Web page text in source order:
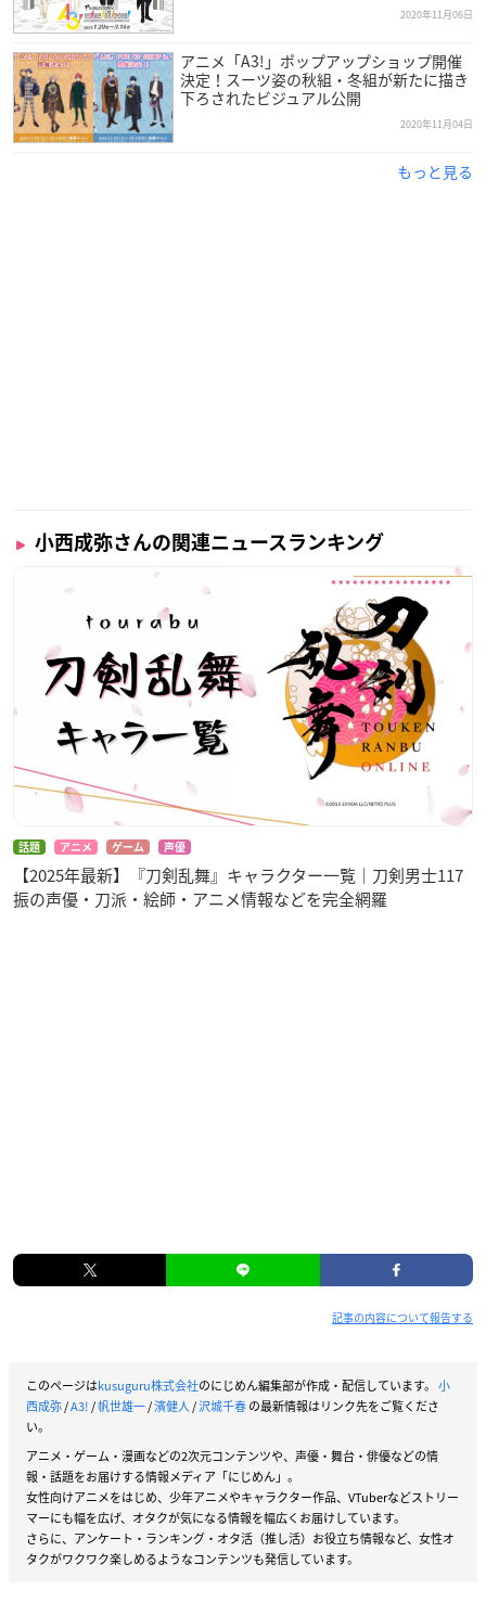
2020年11月06日
アニメ「A3!」ポップアップショップ開催
決定！スーツ姿の秋組・冬組が新たに描き
下ろされたビジュアル公開
2020年11月04日
もっと見る
小西成弥さんの関連ニュースランキング
話題 アニメ ゲーム 声優
【2025年最新】『刀剣乱舞』キャラクター一覧｜刀剣男士117
振の声優・刀派・絵師・アニメ情報などを完全網羅
記事の内容について報告する
このページはkusuguru株式会社のにじめん編集部が作成・配信しています。 小
西成弥/A3!/帆世雄一/濱健人/沢城千春の最新情報はリンク先をご覧くださ
い。
アニメ・ゲーム・漫画などの2次元コンテンツや、声優・舞台・俳優などの情
報・話題をお届けする情報メディア「にじめん」。
女性向けアニメをはじめ、少年アニメやキャラクター作品、VTuberなどストリー
マーにも幅を広げ、オタクが気になる情報を幅広くお届けしています。
さらに、アンケート・ランキング・オタ活（推し活）お役立ち情報など、女性オ
タクがワクワク楽しめるようなコンテンツも発信しています。